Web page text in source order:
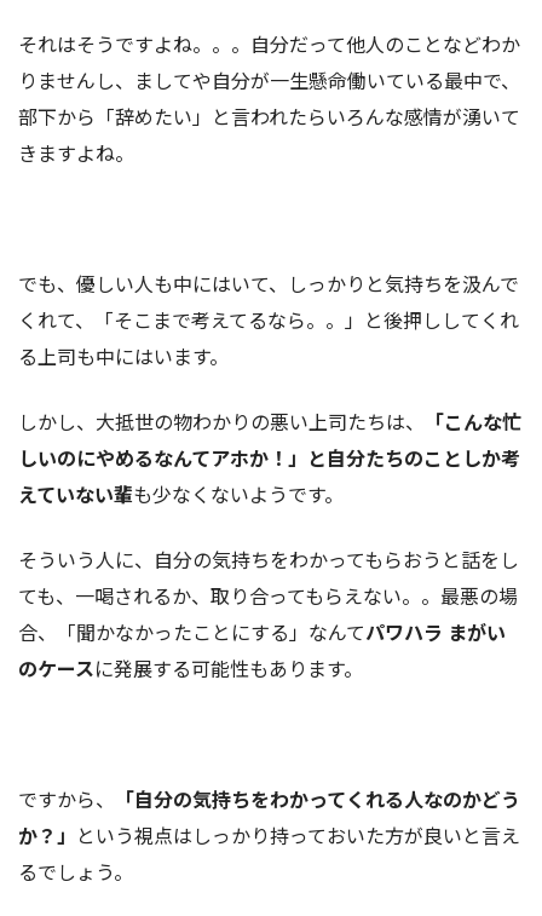
それはそうですよね。。。自分だって他人のことなどわか
りませんし、ましてや自分が一生懸命働いている最中で、
部下から「辞めたい」と言われたらいろんな感情が湧いて
きますよね。
でも、優しい人も中にはいて、しっかりと気持ちを汲んで
くれて、「そこまで考えてるなら。。」と後押ししてくれ
る上司も中にはいます。
しかし、大抵世の物わかりの悪い上司たちは、
「こんな忙
しいのにやめるなんてアホか！」と自分たちのことしか考
えていない輩も少なくないようです。
そういう人に、自分の気持ちをわかってもらおうと話をし
ても、一喝されるか、取り合ってもらえない。。最悪の場
合、「聞かなかったことにする」なんてパワハラ まがい
のケースに発展する可能性もあります。
ですから、
「自分の気持ちをわかってくれる人なのかどう
か？」 という視点はしっかり持っておいた方が良いと言え
るでしょう。